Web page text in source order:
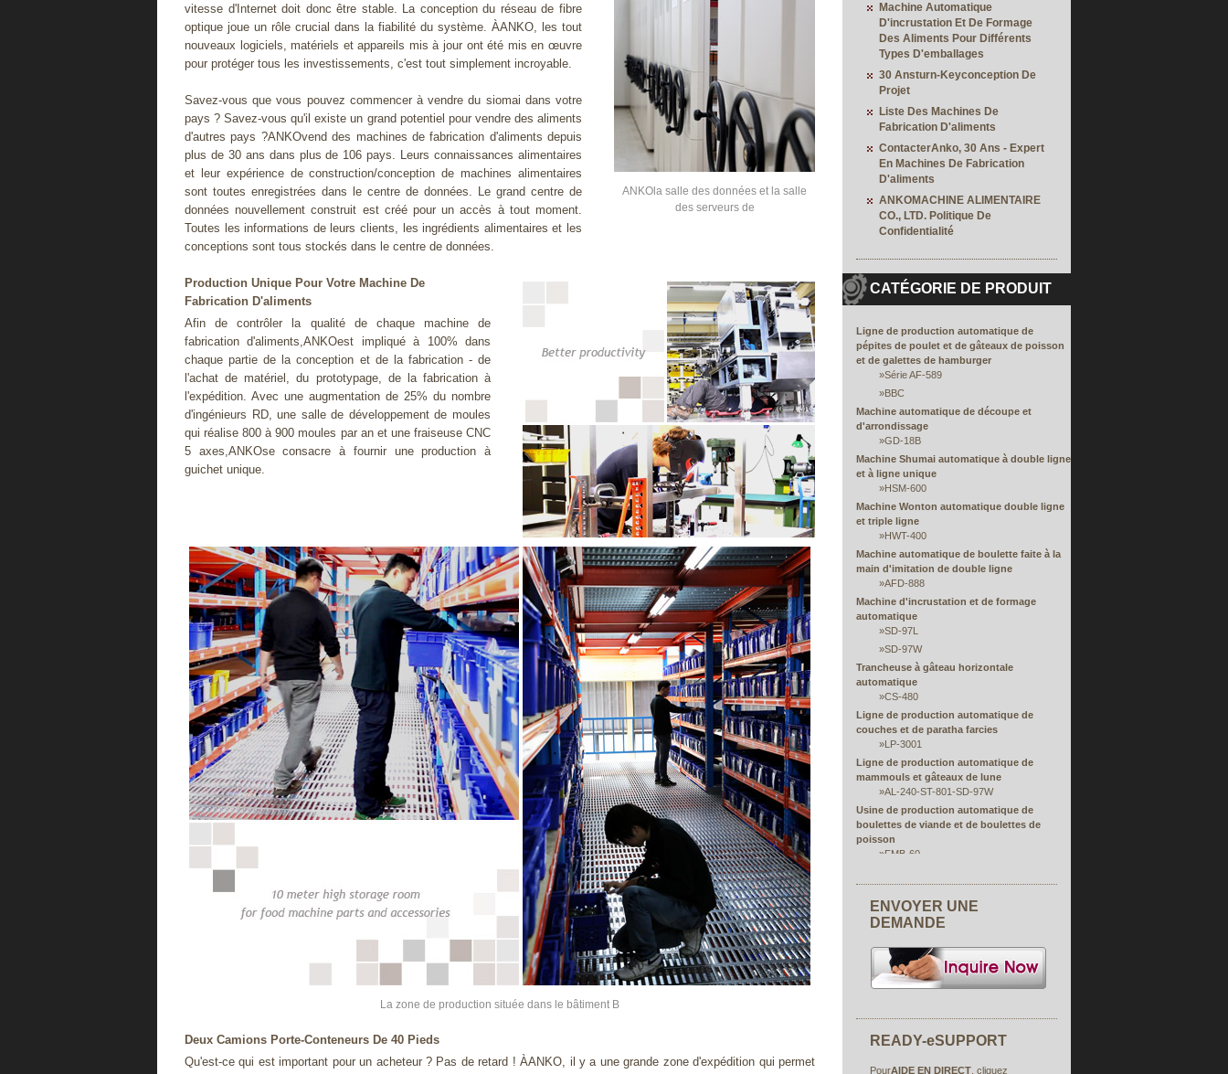
ANKOla salle des données et la salle
des serveurs de
vitesse d'Internet doit donc être stable. La conception du réseau de fibre
optique joue un rôle crucial dans la fiabilité du système. ÀANKO, les tout
nouveaux logiciels, matériels et appareils mis à jour ont été mis en œuvre
pour protéger tous les investissements, c'est tout simplement incroyable.
Savez-vous que vous pouvez commencer à vendre du siomai dans votre
pays ? Savez-vous qu'il existe un grand potentiel pour vendre des aliments
d'autres pays ?ANKOvend des machines de fabrication d'aliments depuis
plus de 30 ans dans plus de 106 pays. Leurs connaissances alimentaires
et leur expérience de construction/conception de machines alimentaires
sont toutes enregistrées dans le centre de données. Le grand centre de
données nouvellement construit est créé pour un accès à tout moment.
Toutes les informations de leurs clients, les ingrédients alimentaires et les
conceptions sont tous stockés dans le centre de données.
Production Unique Pour Votre Machine De
Fabrication D'aliments
Afin de contrôler la qualité de chaque machine de
fabrication d'aliments,ANKOest impliqué à 100% dans
chaque partie de la conception et de la fabrication - de
l'achat de matériel, du prototypage, de la fabrication à
l'expédition. Avec une augmentation de 25% du nombre
d'ingénieurs RD, une salle de développement de moules
qui réalise 800 à 900 moules par an et une fraiseuse CNC
5 axes,ANKOse consacre à fournir une production à
guichet unique.
La zone de production située dans le bâtiment B
Deux Camions Porte-Conteneurs De 40 Pieds
Qu'est-ce qui est important pour un acheteur ? Pas de retard ! ÀANKO, il y a une grande zone d'expédition qui permet
Machine Automatique
D'incrustation Et De Formage
Des Aliments Pour Différents
Types D'emballages
30 Ansturn-Keyconception De
Projet
Liste Des Machines De
Fabrication D'aliments
ContacterAnko, 30 Ans - Expert
En Machines De Fabrication
D'aliments
ANKOMACHINE ALIMENTAIRE
CO., LTD. Politique De
Confidentialité
CATÉGORIE DE PRODUIT
Ligne de production automatique de
pépites de poulet et de gâteaux de poisson
et de galettes de hamburger
»Série AF-589
»BBC
Machine automatique de découpe et
d'arrondissage
»GD-18B
Machine Shumai automatique à double ligne
et à ligne unique
»HSM-600
Machine Wonton automatique double ligne
et triple ligne
»HWT-400
Machine automatique de boulette faite à la
main d'imitation de double ligne
»AFD-888
Machine d'incrustation et de formage
automatique
»SD-97L
»SD-97W
Trancheuse à gâteau horizontale
automatique
»CS-480
Ligne de production automatique de
couches et de paratha farcies
»LP-3001
Ligne de production automatique de
mammouls et gâteaux de lune
»AL-240-ST-801-SD-97W
Usine de production automatique de
boulettes de viande et de boulettes de
poisson
»FMB-60
automatique
»EA-100KA
Ligne de production automatique
remplissage, de laminage et de formage
Machine d'extrusion automatique de papier
de riz à la vapeur et à la farce
»Série RPS
ouverts
ENVOYER UNE
DEMANDE
READY-eSUPPORT
PourAIDE EN DIRECT , cliquez